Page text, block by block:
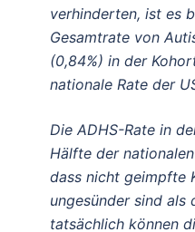
verhinderten, ist es
Gesamtrate von
(0,84%) in der
nationale Rate der
Die ADHS-Rate in
Hälfte der
dass nicht geimpfte
ungesünder sind als
tatsächlich können